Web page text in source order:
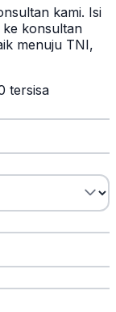
kami. Isi
konsultan
menuju TNI,
tersisa